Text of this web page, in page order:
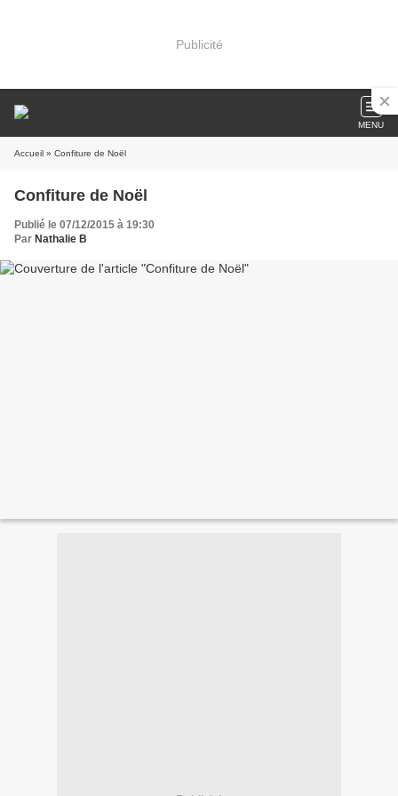
Publicité
MENU
Accueil » Confiture de Noël
Confiture de Noël
Publié le 07/12/2015 à 19:30
Par Nathalie B